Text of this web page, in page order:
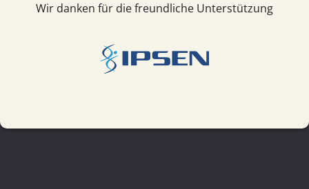
Wir danken für die freundliche Unterstützung